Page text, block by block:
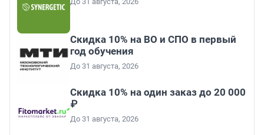
Скидка 10% на ВО и СПО в первый
год обучения
До 31 августа, 2026
Скидка 10% на один заказ до 20 000
₽
До 31 августа, 2026